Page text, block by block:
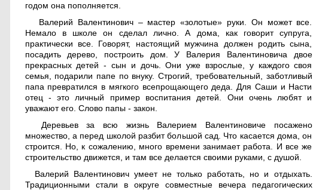
годом она пополняется.
Валерий Валентинович – мастер «золотые» руки. Он может все.
Немало в школе он сделал лично. А дома, как говорит супруга,
практически все. Говорят, настоящий мужчина должен родить сына,
посадить дерево, построить дом. У Валерия Валентиновича двое
прекрасных детей - сын и дочь. Они уже взрослые, у каждого своя
семья, подарили папе по внуку. Строгий, требовательный, заботливый
папа превратился в мягкого всепрощающего деда. Для Саши и Насти
отец - это личный пример воспитания детей. Они очень любят и
уважают его. Слово папы - закон.
Деревьев за всю жизнь Валерием Валентиновиче посажено
множество, а перед школой разбит большой сад. Что касается дома, он
строится. Но, к сожалению, много времени занимает работа. И все же
строительство движется, и там все делается своими руками, с душой.
Валерий Валентинович умеет не только работать, но и отдыхать.
Традиционными стали в округе совместные вечера педагогических